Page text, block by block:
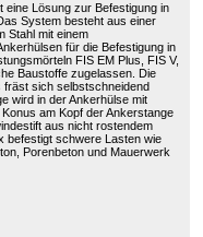
Lösung zur Befestigung in
System besteht aus einer
Stahl mit einem
für die Befestigung in
FIS EM Plus, FIS V,
Baustoffe zugelassen. Die
sich selbstschneidend
wird in der Ankerhülse mit
am Kopf der Ankerstange
aus nicht rostendem
befestigt schwere Lasten wie
Porenbeton und Mauerwerk